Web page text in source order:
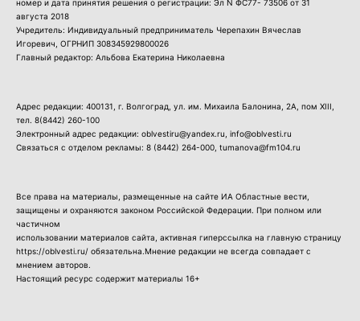
номер и дата принятия решения о регистрации: Эл N ФС77- 73506 от 31
августа 2018
Учредитель: Индивидуальный предприниматель Черепахин Вячеслав
Игоревич, ОГРНИП 308345929800026
Главный редактор: Альбова Екатерина Николаевна
Адрес редакции: 400131, г. Волгоград, ул. им. Михаила Балонина, 2А, пом XIII,
тел. 8(8442) 260-100
Электронный адрес редакции: oblvestiru@yandex.ru, info@oblvesti.ru
Связаться с отделом рекламы: 8 (8442) 264-000 , tumanova@fm104.ru
Все права на материалы, размещенные на сайте ИА Областные вести,
защищены и охраняются законом Российской Федерации. При полном или
частичном
использовании материалов сайта, активная гиперссылка на главную страницу
https://oblvesti.ru/ обязательна.Мнение редакции не всегда совпадает с
мнением авторов.
Настоящий ресурс содержит материалы 16+